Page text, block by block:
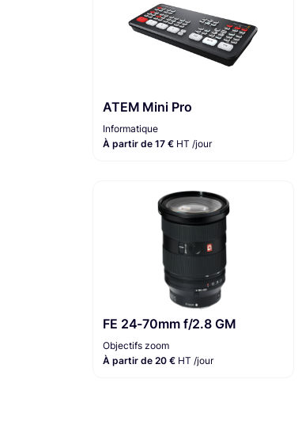
ATEM Mini Pro
Informatique
À partir de 17 € HT /jour
FE 24-70mm f/2.8 GM
Objectifs zoom
À partir de 20 € HT /jour